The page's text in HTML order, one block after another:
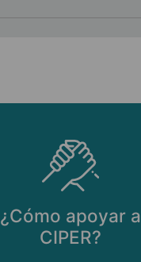
¿Cómo apoyar a
CIPER?